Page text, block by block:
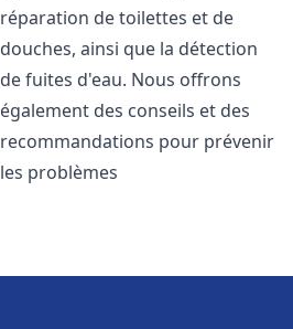
réparation de toilettes et de
douches, ainsi que la détection
de fuites d'eau. Nous offrons
également des conseils et des
recommandations pour prévenir
les problèmes